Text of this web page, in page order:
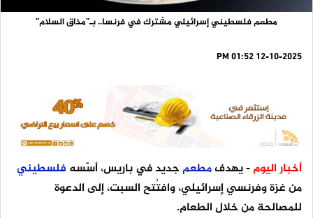
مطعم فلسطيني إسرائيلي مشترك في فرنسا.. بـ”مذاق السلام”
12-10-2025 01:52 PM
أخبار اليوم- يهدفمطعمجديد في باريس، أسّسه فلسطيني
من غزة وفرنسي إسرائيلي، وافتُتح السبت، إلى الدعوة
للمصالحة من خلال الطعام.